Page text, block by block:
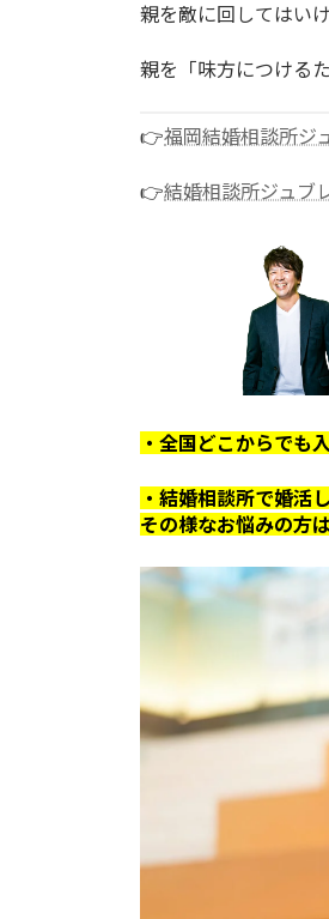
親を敵に回してはいけ
親を「味方につける
👉福岡結婚相談所ジ
👉結婚相談所ジュブ
・全国どこからでも
・結婚相談所で婚活
その様なお悩みの方